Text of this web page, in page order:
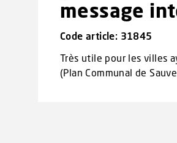
message
Code article: 31845
Très utile pour les villes
(Plan Communal de